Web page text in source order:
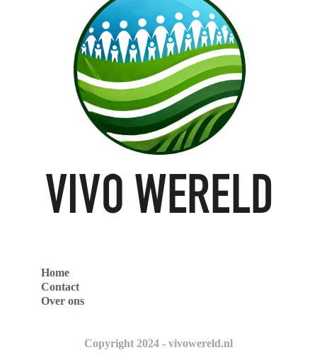
Home
Contact
Over ons
Copyright 2024 - vivowereld.nl